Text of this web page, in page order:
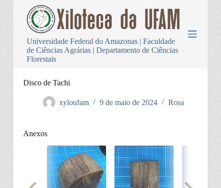
Universidade Federal do Amazonas | Faculdade
de Ciências Agrárias | Departamento de Ciências
Florestais
Disco de Tachi
xyloufam 9 de maio de 2024 Rosa
Anexos